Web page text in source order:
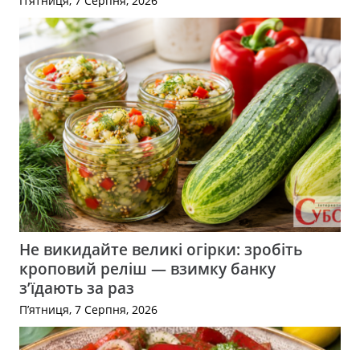
Не викидайте великі огірки: зробіть
кроповий реліш — взимку банку
з’їдають за раз
П’ятниця, 7 Серпня, 2026